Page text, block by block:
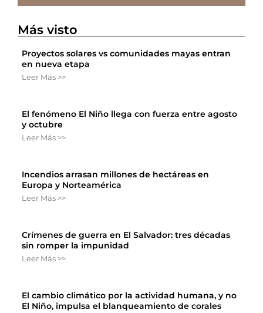
Más visto
Proyectos solares vs comunidades mayas entran
en nueva etapa
Leer Más >>
El fenómeno El Niño llega con fuerza entre agosto
y octubre
Leer Más >>
Incendios arrasan millones de hectáreas en
Europa y Norteamérica
Leer Más >>
Crímenes de guerra en El Salvador: tres décadas
sin romper la impunidad
Leer Más >>
El cambio climático por la actividad humana, y no
El Niño, impulsa el blanqueamiento de corales